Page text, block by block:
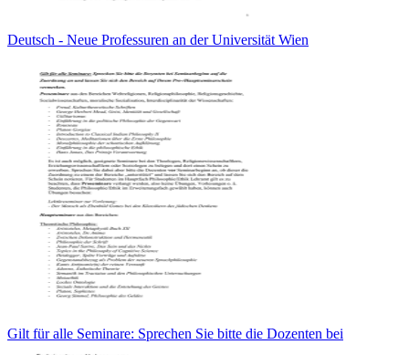
Deutsch - Neue Professuren an der Universität Wien
Gilt für alle Seminare: Sprechen Sie bitte die Dozenten bei